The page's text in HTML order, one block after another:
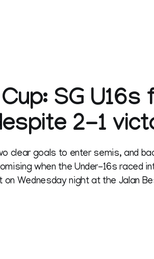
SG U16s
2-1
clear goals to enter semis, and
when the Under-16s raced
Wednesday night at the Jalan